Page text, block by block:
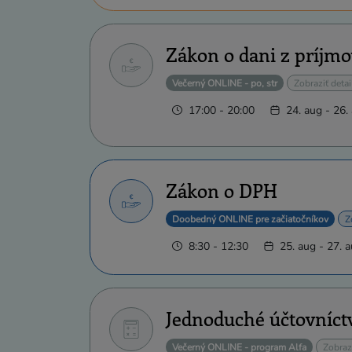
Zákon o dani z
Večerný ONLINE - po, str Zobraziť
17:00 - 20:00 24. aug -
Zákon o DPH
Doobedný ONLINE pre začiatočníkov
8:30 - 12:30 25. aug - 27.
Jednoduché
Večerný ONLINE - program Alfa